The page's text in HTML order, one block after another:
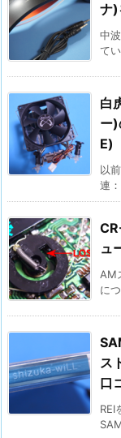
ナ)
中
て
白
ー
E)
以
連
ュ
AM
に
ス
口
REI